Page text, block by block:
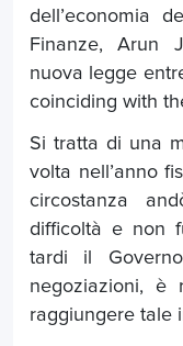
dell’economia
Finanze, Arun
nuova legge
coinciding with
Si tratta di una
volta nell’anno
circostanza
difficoltà e non
tardi il
negoziazioni,
raggiungere tale